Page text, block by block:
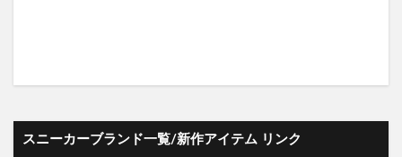
スニーカーブランド一覧/新作アイテム リンク